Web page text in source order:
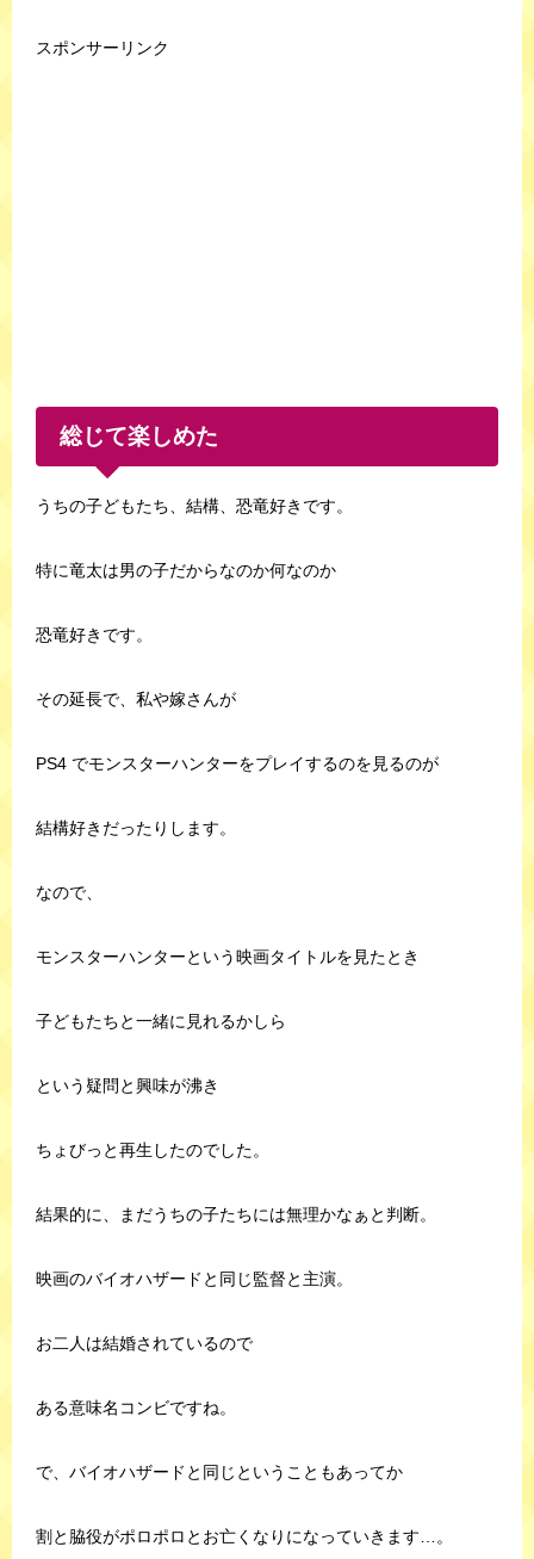
スポンサーリンク
総じて楽しめた
うちの子どもたち、結構、恐竜好きです。
特に竜太は男の子だからなのか何なのか
恐竜好きです。
その延長で、私や嫁さんが
PS4 でモンスターハンターをプレイするのを見るのが
結構好きだったりします。
なので、
モンスターハンターという映画タイトルを見たとき
子どもたちと一緒に見れるかしら
という疑問と興味が沸き
ちょびっと再生したのでした。
結果的に、まだうちの子たちには無理かなぁと判断。
映画のバイオハザードと同じ監督と主演。
お二人は結婚されているので
ある意味名コンビですね。
で、バイオハザードと同じということもあってか
割と脇役がポロポロとお亡くなりになっていきます…。